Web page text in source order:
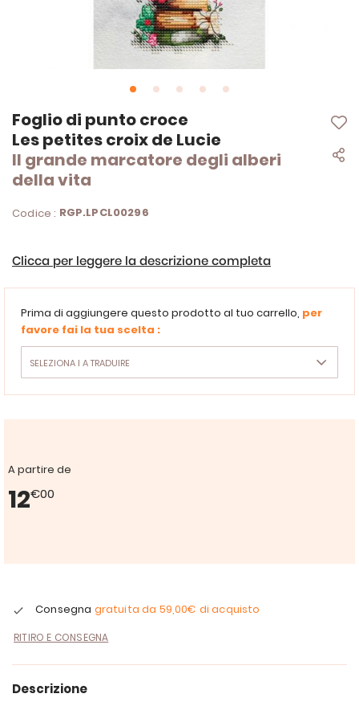
Foglio di punto croce
Les petites croix de Lucie
Il grande marcatore degli alberi
della vita
Codice : RGP.LPCL00296
Clicca per leggere la descrizione completa
Prima di aggiungere questo prodotto al tuo carrello, per
favore fai la tua scelta :
A partire de
12€00
Consegna gratuita da 59,00€ di acquisto
RITIRO E CONSEGNA
Vai
all'inizio
della
galleria
di
Descrizione